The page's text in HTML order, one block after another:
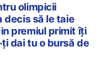
olimpicii
decis să le taie
premiul primit îți
dai tu o bursă de